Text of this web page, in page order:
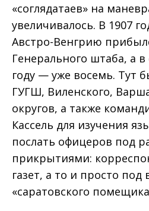
«соглядатаев» на
увеличивалось. В 1907
Австро-Венгрию
Генерального штаба, а
году — уже восемь. Тут
ГУГШ, Виленского,
округов, а также
Кассель для изучения
послать офицеров под
прикрытиями:
газет, а то и просто под
«саратовского